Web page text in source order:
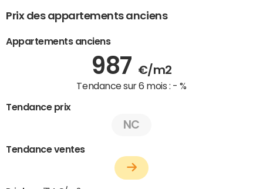
Prix des appartements anciens
Appartements anciens
987 €/m2
Tendance sur 6 mois : - %
Tendance prix
NC
Tendance ventes